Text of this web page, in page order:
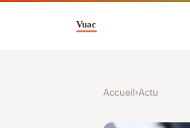
Accueil›Actu